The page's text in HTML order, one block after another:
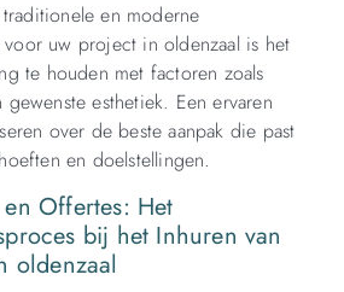
en moderne
voor uw project in oldenzaal is het
te houden met factoren zoals
esthetiek. Een ervaren
over de beste aanpak die past
en doelstellingen.
Offertes: Het
bij het Inhuren van
oldenzaal